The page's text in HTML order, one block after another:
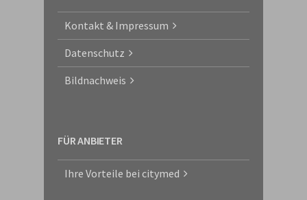
Kontakt & Impressum
Datenschutz
Bildnachweis
FÜR ANBIETER
Ihre Vorteile bei citymed